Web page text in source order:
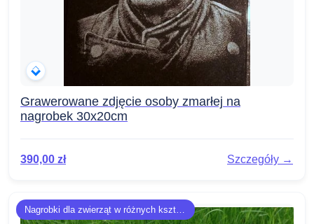
Grawerowane zdjęcie osoby zmarłej na
nagrobek 30x20cm
390,00 zł Szczegóły →
Nagrobki dla zwierząt w różnych kształtach